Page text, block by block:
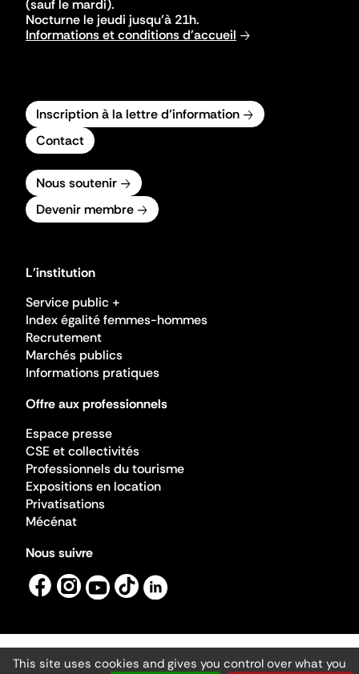
(sauf le mardi).
Nocturne le jeudi jusqu'à 21h.
Informations et conditions d'accueil
Inscription à la lettre d'information
Contact
Nous soutenir
Devenir membre
L'institution
Service public +
Index égalité femmes-hommes
Recrutement
Marchés publics
Informations pratiques
Offre aux professionnels
Espace presse
CSE et collectivités
Professionnels du tourisme
Expositions en location
Privatisations
Mécénat
Nous suivre
Mentions légales
This site uses cookies and gives you control over what you